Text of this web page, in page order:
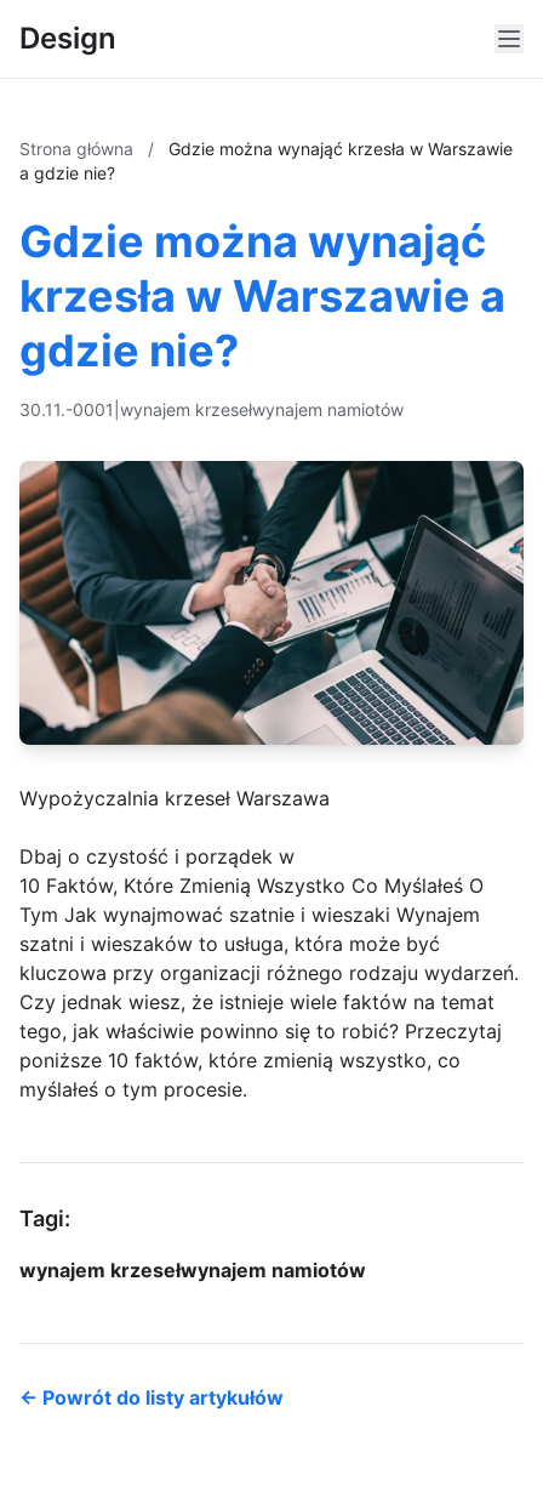
Design
Strona główna /
Gdzie można wynająć krzesła w Warszawie
a gdzie nie?
Gdzie można wynająć
krzesła w Warszawie a
gdzie nie?
30.11.-0001 wynajem krzesełwynajem namiotów
Wypożyczalnia krzeseł Warszawa
Dbaj o czystość i porządek w
10 Faktów, Które Zmienią Wszystko Co Myślałeś O
Tym Jak wynajmować szatnie i wieszaki Wynajem
szatni i wieszaków to usługa, która może być
kluczowa przy organizacji różnego rodzaju wydarzeń.
Czy jednak wiesz, że istnieje wiele faktów na temat
tego, jak właściwie powinno się to robić? Przeczytaj
poniższe 10 faktów, które zmienią wszystko, co
myślałeś o tym procesie.
Tagi:
wynajem krzesełwynajem namiotów
← Powrót do listy artykułów